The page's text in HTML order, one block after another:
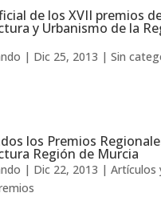
de los XVII premios
y Urbanismo de la
| Dic 25, 2013 | Sin
los Premios
Región de Murcia
| Dic 22, 2013 | Artículos